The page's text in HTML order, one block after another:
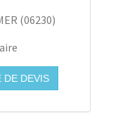
(06230)
DEVIS